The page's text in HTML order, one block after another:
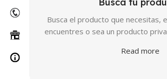
Busca el producto que necesitas,
encuentres o sea un producto
Read more